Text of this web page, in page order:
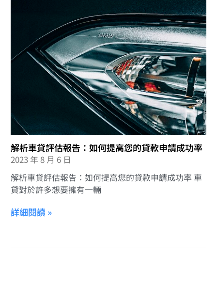
解析車貸評估報告：如何提高您的貸款申請成功率
2023 年 8 月 6 日
解析車貸評估報告：如何提高您的貸款申請成功率 車
貸對於許多想要擁有一輛
詳細閱讀 »